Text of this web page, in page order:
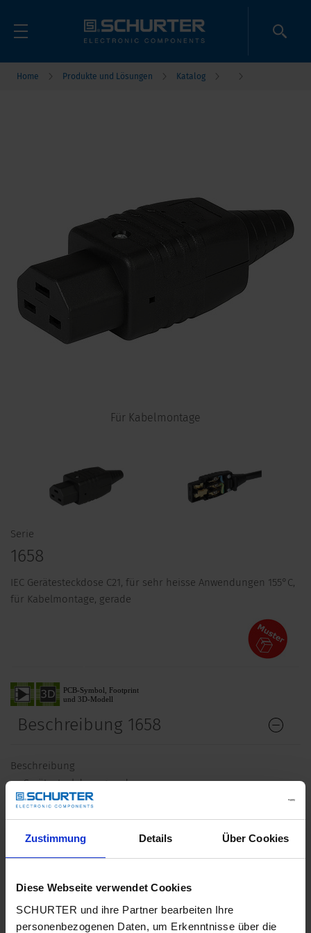
Zustimmung Details Über Cookies
Diese Webseite verwendet Cookies
SCHURTER und ihre Partner bearbeiten Ihre
personenbezogenen Daten, um Erkenntnisse über die
Home Produkte und Lösungen Katalog
Für Kabelmontage
Serie
1658
IEC Gerätesteckdose C21, für sehr heisse Anwendungen 155°C,
für Kabelmontage, gerade
Beschreibung 1658
Beschreibung
Gerätesteckdose gerade
Kabelmontage wiederanschliessbar
Stifttemperatur 155 °C, Schutzklasse I
Kabeldurchmesser 6.5 - 16 mm
Geeignet für den Einsatz in Geräten nach IEC/UL 62368-1